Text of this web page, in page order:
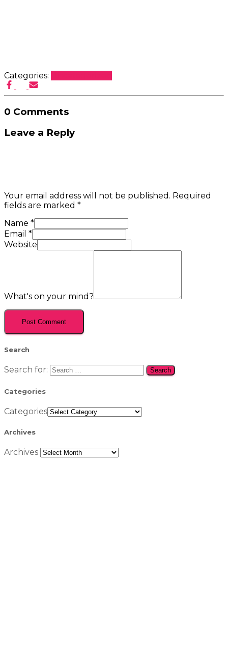
Categories:
0 Comments
Leave a Reply
Your email address will not be published. Required
fields are marked *
Name *
Email *
Website
What's on your mind?
Search
Search for:
Categories
Categories
Archives
Archives